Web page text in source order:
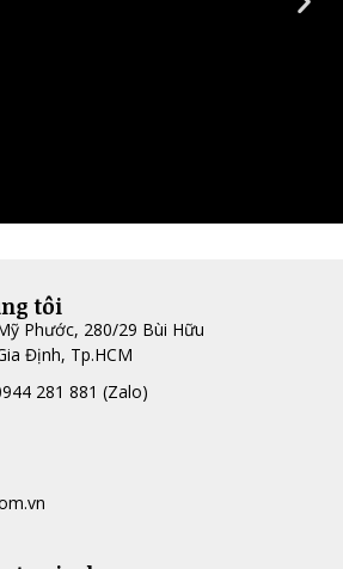
tôi
Phước, 280/29 Bùi Hữu
Định, Tp.HCM
281 881 (Zalo)